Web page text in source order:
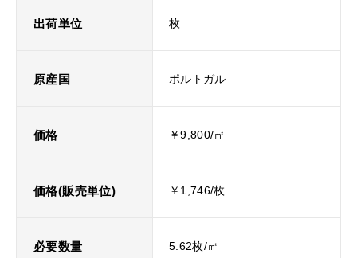
出荷単位 枚
原産国 ポルトガル
価格 ￥9,800/㎡
価格(販売単位) ￥1,746/枚
必要数量 5.62枚/㎡